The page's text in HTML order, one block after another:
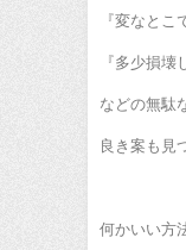
『変なとこ
『多少損
などの無駄
良き案も見
何かいい方